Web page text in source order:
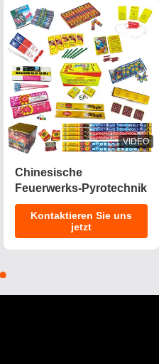
VIDEO
CE-Zulassung 1.4g
UN0336
Anpassungsfähige
Effekte Kuchen
Feuerwerk Pyrotechnik
Kontaktieren Sie uns
jetzt